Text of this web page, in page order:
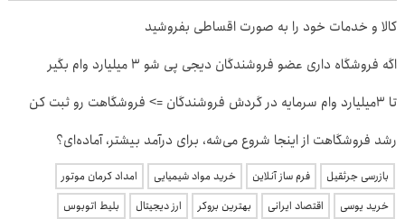
کالا و خدمات خود را به صورت اقساطی بفروشید
اگه فروشگاه داری عضو فروشندگان دیجی پی شو 3 میلیارد وام بگیر
تا 3میلیارد وام سرمایه در گردش فروشندگان => فروشگاهت رو ثبت کن
رشد فروشگاهت از اینجا شروع می‌شه، برای درآمد بیشتر، آماده‌ای؟
بازرسی جرثقیل فرم ساز آنلاین خرید مواد شیمیایی
امداد کرمان موتور
خرید یوسی
اقتصاد ایرانی بهترین بروکر ارز دیجیتال بلیط اتوبوس